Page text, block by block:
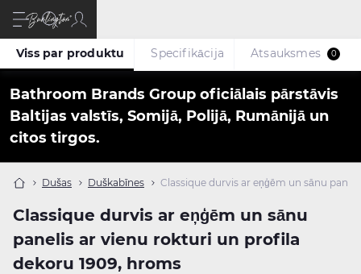
Bathroom Brands Group oficiālais pārstāvis
Baltijas valstīs, Somijā, Polijā, Rumānijā un
citos tirgos.
Dušas Duškabīnes Classique durvis ar eņģēm un sānu
Classique durvis ar eņģēm un sānu
panelis ar vienu rokturi un profila
dekoru 1909, hroms
Viss par produktu Specifikācija Atsauksmes 0